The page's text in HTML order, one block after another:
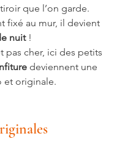
que l’on garde.
fixé au mur, il devient
nuit !
pas cher, ici des petits
deviennent une
et originale.